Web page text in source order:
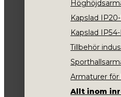
Kapslad
Kapslad
Tillbehör
Armaturer för
Allt inom